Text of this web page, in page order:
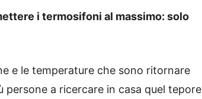
i termosifoni al massimo: solo
e le temperature che sono ritornare
persone a ricercare in casa quel tepore